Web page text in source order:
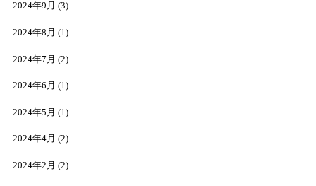
2024年9月 (3)
2024年8月 (1)
2024年7月 (2)
2024年6月 (1)
2024年5月 (1)
2024年4月 (2)
2024年2月 (2)